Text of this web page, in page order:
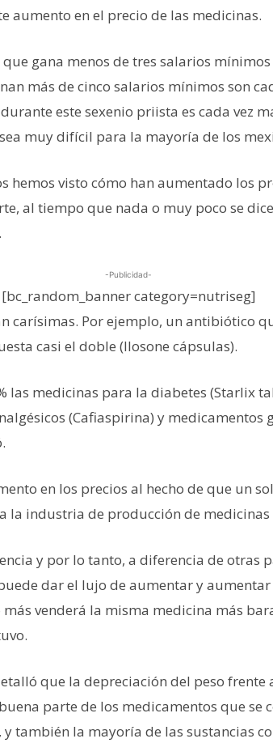
aumento en el precio de las medicinas.
gana menos de tres salarios
más de cinco salarios mínimos son
este sexenio priista es cada vez
muy difícil para la mayoría de los
hemos visto cómo han aumentado los
al tiempo que nada o muy poco se
-Publicidad-
[bc_random_banner category=nutriseg]
carísimas. Por ejemplo, un antibiótico
casi el doble (Ilosone cápsulas).
las medicinas para la diabetes (Starlix
(Cafiaspirina) y medicamentos
en los precios al hecho de que un
la industria de producción de medicinas
y por lo tanto, a diferencia de otras
dar el lujo de aumentar y aumentar
venderá la misma medicina más
que la depreciación del peso frente
parte de los medicamentos que se
también la mayoría de las sustancias